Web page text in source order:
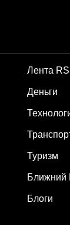
Лента
Деньги
Туризм
Ближний
Блоги